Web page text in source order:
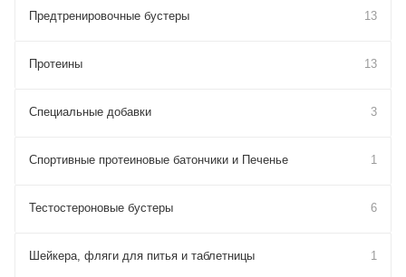
Предтренировочные бустеры 13
Протеины 13
Специальные добавки 3
Спортивные протеиновые батончики и Печенье 1
Тестостероновые бустеры 6
Шейкера, фляги для питья и таблетницы 1